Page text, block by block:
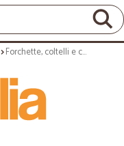
Forchette, coltelli e cucchiai: Prima coltello bistecca big 4 pz